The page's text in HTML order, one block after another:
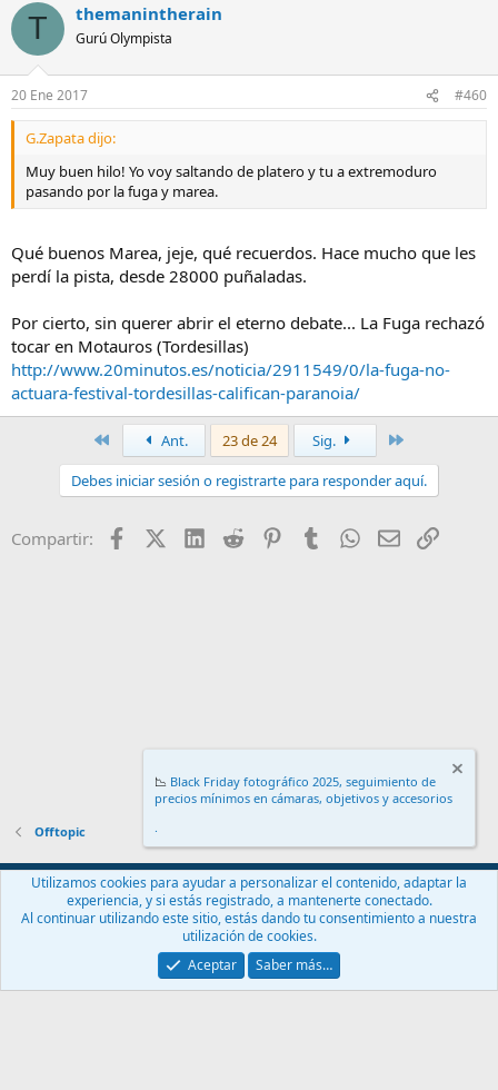
T themanintherain
Gurú Olympista
20 Ene 2017 #460
G.Zapata dijo:
Muy buen hilo! Yo voy saltando de platero y tu a extremoduro
pasando por la fuga y marea.
Qué buenos Marea, jeje, qué recuerdos. Hace mucho que les
perdí la pista, desde 28000 puñaladas.
Por cierto, sin querer abrir el eterno debate... La Fuga rechazó
tocar en Motauros (Tordesillas)
http://www.20minutos.es/noticia/2911549/0/la-fuga-no-
actuara-festival-tordesillas-califican-paranoia/
PrimeroAnt. 23 de 24 Sig.
Debes iniciar sesión o registrarte para responder aquí.
Compartir: FacebookX (Twitter)
LinkedIn
Reddit PinterestTumblr WhatsApp
EmailEnlace
Offtopic
Español (ES)
Contáctanos
Términos y reglas Política de privacidad
Ayuda
Community platform by XenForo® © 2010-2024 XenForo Ltd.
📉 Black Friday fotográfico 2025, seguimiento de
precios mínimos en cámaras, objetivos y accesorios
.
Utilizamos cookies para ayudar a personalizar el contenido, adaptar la
experiencia, y si estás registrado, a mantenerte conectado.
Al continuar utilizando este sitio, estás dando tu consentimiento a nuestra
utilización de cookies.
Aceptar
Saber más…